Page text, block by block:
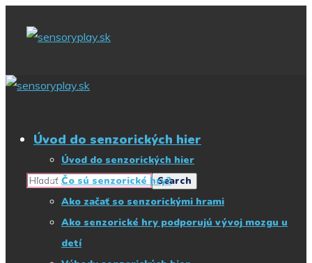
Začnite písať, čo
hľadáte
Úvod do senzorických hier
Úvod do senzorických hier
Čo sú senzorické hry?
Ako začať so senzorickými hrami
Ako senzorické hry podporujú vývoj mozgu u
detí